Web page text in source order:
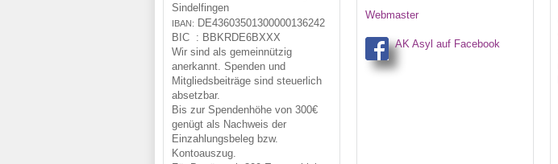
Sindelfingen
IBAN: DE43603501300000136242
BIC : BBKRDE6BXXX
Wir sind als gemeinnützig
anerkannt. Spenden und
Mitgliedsbeiträge sind steuerlich
absetzbar.
Bis zur Spendenhöhe von 300€
genügt als Nachweis der
Einzahlungsbeleg bzw.
Kontoauszug.
Webmaster
AK Asyl auf Facebook